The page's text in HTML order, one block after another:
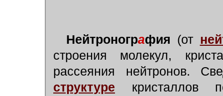
Нейтронография (от
строения молекул,
рассеяния нейтронов.
структуре кристаллов